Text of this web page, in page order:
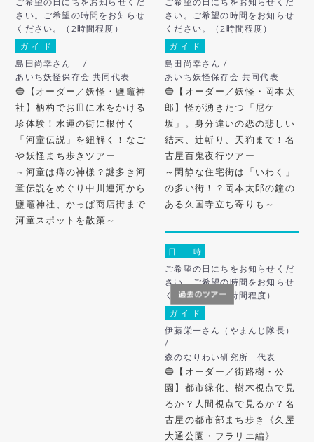
さい。ご希望の時間をお知らせ
ください。（2時間程度）
ガ イ ド
島田尚幸さん /
あいち妖怪保存会 共同代表
🔵【オーダー／妖怪・鹽竈神
社】柄杓でお皿に水をかける
珍体験！水運の街に根付く
「河童伝説」を紐解く！なご
や妖怪まち歩きツアー
～河童は痔の神様？謎多き河
童伝説をめぐり中川運河から
鹽竈神社、かっぱ商店街まで
河童スポットを散策～
さい。ご希望の時間をお知らせ
ください。（2時間程度）
ガ イ ド
島田尚幸さん /
あいち妖怪保存会 共同代表
🔵【オーダー／妖怪・岡本太
郎】怪が湧きたつ「尼ケ
坂」。身分違いの恋の悲しい
結末、辻斬り、天狗まで！名
古屋百鬼夜行ツアー
～閑静な住宅街は「いわく」
の多い街！？岡本太郎の鐘の
ある久国寺立ち寄りも～
日 時
ご希望の日にちをお知らせくだ
さい。ご希望の時間をお知らせ
ください。（２時間程度）
ガ イ ド
伊藤栄一さん（やまんじ隊長）
/
森のなりわい研究所 代表
🔵【オーダー／街路樹・公
園】都市緑化、樹木視点で見
るか？人間視点で見るか？名
古屋の都市部まち歩き《久屋
大通公園・フラリエ編》